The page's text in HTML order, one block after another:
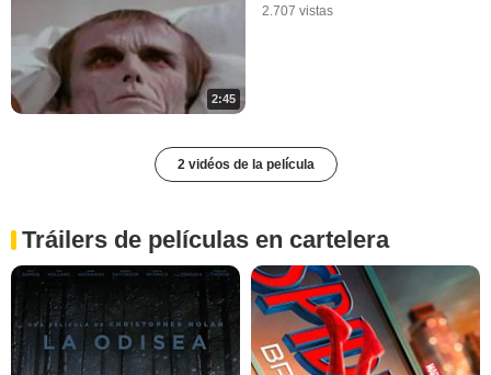
2:45
2.707 vistas
2 vidéos de la película
Tráilers de películas en cartelera